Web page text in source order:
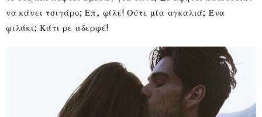
να κάνει τσιγάρο; Επ, φίλε! Ούτε μία αγκαλιά; Ένα
φιλάκι; Κάτι ρε αδερφέ!